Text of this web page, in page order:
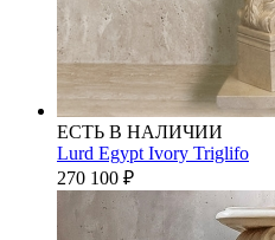
ЕСТЬ В НАЛИЧИИ
Lurd Egypt Ivory Triglifo
270 100 ₽